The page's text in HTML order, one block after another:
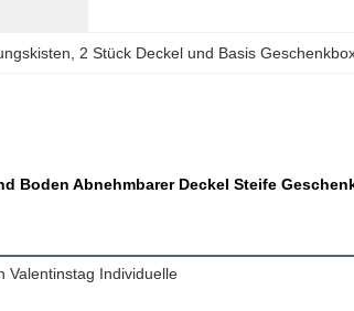
2 Stück Deckel und Basis
Abnehmbarer Deckel Steife
Valentinstag Individuelle